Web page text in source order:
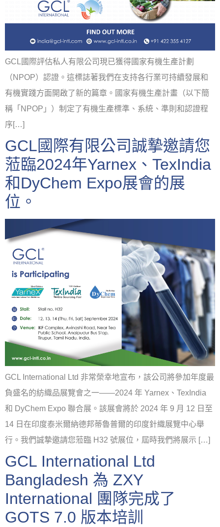
GCL國際評估私人有限公司現已獲得國家有機生產計劃
（NPOP）認證。這標誌著我們在支持各行業可持續發展和
有機實踐方面開啟了新的篇章。國家有機生產計畫（以下簡
稱「NPOP」）制定了有機生產標準、系統、準則和認證程
序[…]
GCL國際有限公司誠摯邀請您
蒞臨2024年Yarnex、TexIndia
和DyChem Expo展會的展
位。
GCL International Ltd 非常榮幸地宣布，該公司將參加年度最
負盛名的紡織品展覽會之一——2024 年 Yarnex、TexIndia
和 DyChem Expo 聯合展。該展會將於 2024 年 9 月 12 日至
14 日在印度泰米爾納德邦蒂魯普爾的印度針織展覽中心舉
行。我們誠摯邀請您蒞臨 H32 號展位，屆時我們將展示 […]
GCL International Ltd
Bangladesh 為 ZXY
International 團隊完成了
GOTS 7.0 版本培訓